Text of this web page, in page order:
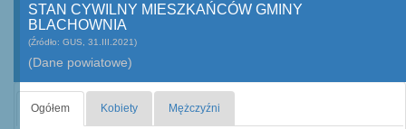
STAN CYWILNY MIESZKAŃCÓW GMINY
BLACHOWNIA
(Źródło: GUS, 31.III.2021)
(Dane powiatowe)
Ogółem Kobiety Mężczyźni